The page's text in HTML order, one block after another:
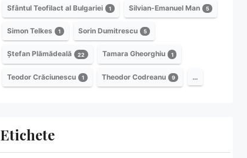
Sfântul Teofilact al Bulgariei 1 Silvian-Emanuel Man 5
Simon Telkes 1 Sorin Dumitrescu 5
Ștefan Plămădeală 22 Tamara Gheorghiu 1
Teodor Crăciunescu 1 Theodor Codreanu 9 …
Etichete